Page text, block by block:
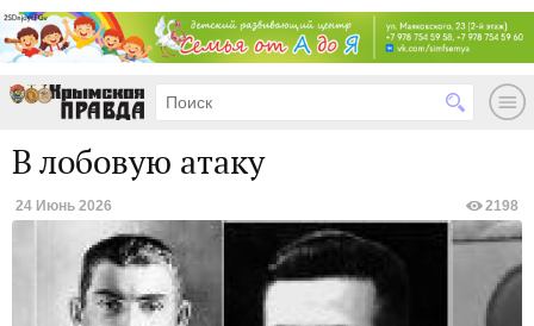
В лобовую атаку
24 Июнь 2026 2198